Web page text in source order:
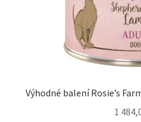
Výhodné balení Rosie’s
1